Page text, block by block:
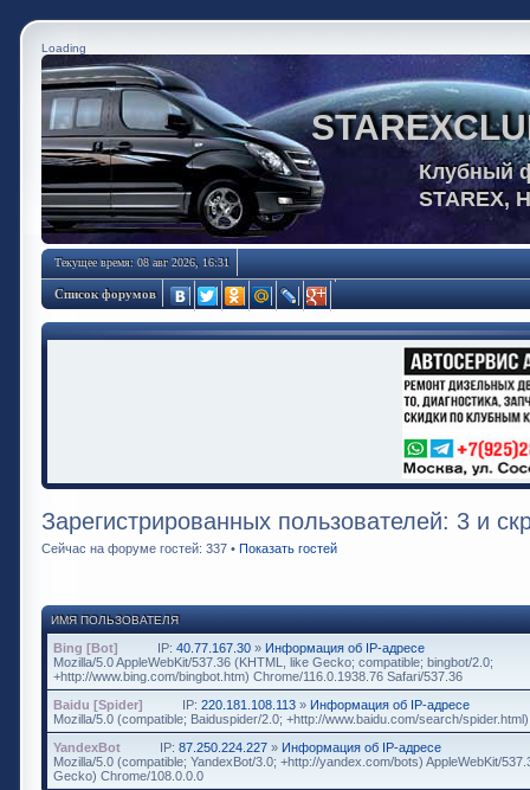
Loading
Клубный
STAREX,
Текущее время: 08 авг 2026, 16:31
Список форумов
Зарегистрированных пользователей: 3 и
Сейчас на форуме гостей: 337 • Показать гостей
ИМЯ ПОЛЬЗОВАТЕЛЯ
Bing [Bot] IP: 40.77.167.30 » Информация об IP-адресе
Mozilla/5.0 AppleWebKit/537.36 (KHTML, like Gecko; compatible; bingbot/2.0;
+http://www.bing.com/bingbot.htm) Chrome/116.0.1938.76 Safari/537.36
Baidu [Spider]
IP: 220.181.108.113 » Информация об IP-адресе
Mozilla/5.0 (compatible; Baiduspider/2.0; +http://www.baidu.com/search/spider.html)
YandexBot
IP: 87.250.224.227 » Информация об IP-адресе
Mozilla/5.0 (compatible; YandexBot/3.0; +http://yandex.com/bots) AppleWebKit/
Gecko) Chrome/108.0.0.0